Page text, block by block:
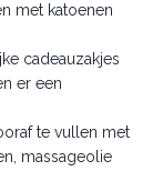
met katoenen
cadeauzakjes
er een
te vullen met
massageolie